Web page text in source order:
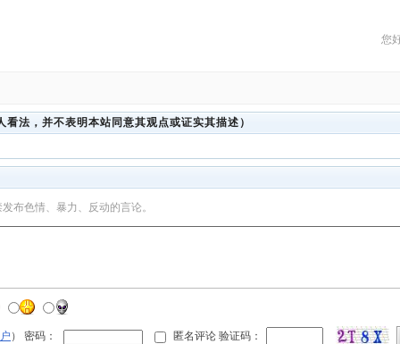
您
法，并不表明本站同意其观点或证实其描述）
布色情、暴力、反动的言论。
） 密码： 匿名评论 验证码：